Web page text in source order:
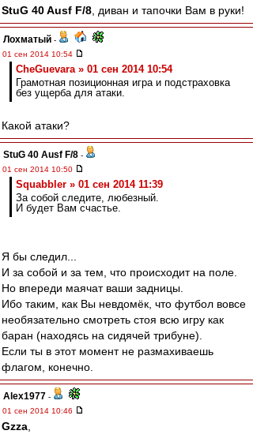
StuG 40 Ausf F/8 , диван и тапочки Вам в руки!
Лохматый -
01 сен 2014 10:54
CheGuevara » 01 сен 2014 10:54
Грамотная позиционная игра и подстраховка
без ущерба для атаки.
Какой атаки?
StuG 40 Ausf F/8 -
01 сен 2014 10:50
Squabbler » 01 сен 2014 11:39
За собой следите, любезный.
И будет Вам счастье.
Я бы следил...
И за собой и за тем, что происходит на поле.
Но впереди маячат ваши задницы.
Ибо таким, как Вы невдомёк, что футбол вовсе
необязательно смотреть стоя всю игру как
баран (находясь на сидячей трибуне).
Если ты в этот момент не размахиваешь
флагом, конечно.
Alex1977 -
01 сен 2014 10:46
Gzza